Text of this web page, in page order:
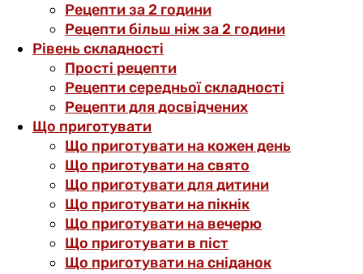
Рецепти за 2 години
Рецепти більш ніж за 2 години
Рівень складності
Прості рецепти
Рецепти середньої складності
Рецепти для досвідчених
Що приготувати
Що приготувати на кожен день
Що приготувати на свято
Що приготувати для дитини
Що приготувати на пікнік
Що приготувати на вечерю
Що приготувати в піст
Що приготувати на сніданок